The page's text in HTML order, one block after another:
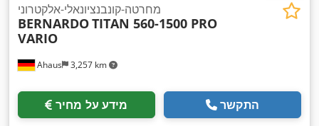
Ahaus 3,257 km
מחרטה-קונבנציונאלי-אלקטרוני
BERNARDOTITAN 560-1500 PRO
VARIO
מידע על מחיר התקשר